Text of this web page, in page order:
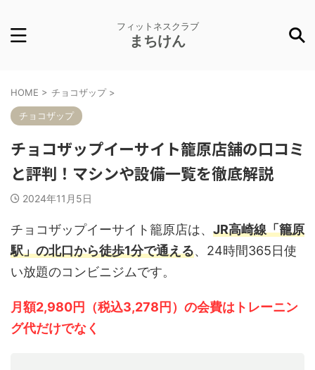
フィットネスクラブ
まちけん
HOME > チョコザップ >
チョコザップ
チョコザップイーサイト籠原店舗の口コミ
と評判！マシンや設備一覧を徹底解説
2024年11月5日
チョコザップイーサイト籠原店は、 JR高崎線「籠原
駅」の北口から徒歩1分で通える、24時間365日使
い放題のコンビニジムです。
月額2,980円（税込3,278円）の会費はトレーニン
グ代だけでなく